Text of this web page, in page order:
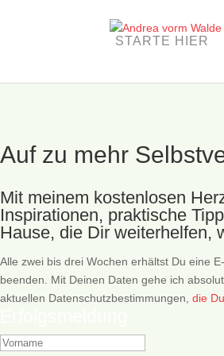
STARTE HIER
Auf zu mehr
Mit meinem kostenlosen
Inspirationen, praktische
Hause, die Dir weiterhelfen,
Alle zwei bis drei Wochen erhältst Du eine
beenden. Mit Deinen Daten gehe ich
aktuellen Datenschutzbestimmungen, die